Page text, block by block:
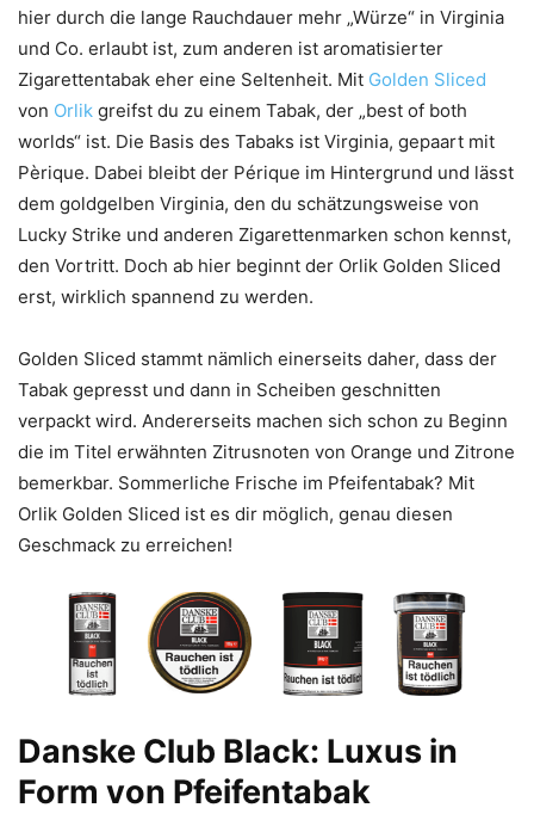
hier durch die lange Rauchdauer mehr „Würze“ in Virginia
und Co. erlaubt ist, zum anderen ist aromatisierter
Zigarettentabak eher eine Seltenheit. Mit Golden Sliced
von Orlik greifst du zu einem Tabak, der „best of both
worlds“ ist. Die Basis des Tabaks ist Virginia, gepaart mit
Pèrique. Dabei bleibt der Périque im Hintergrund und lässt
dem goldgelben Virginia, den du schätzungsweise von
Lucky Strike und anderen Zigarettenmarken schon kennst,
den Vortritt. Doch ab hier beginnt der Orlik Golden Sliced
erst, wirklich spannend zu werden.
Golden Sliced stammt nämlich einerseits daher, dass der
Tabak gepresst und dann in Scheiben geschnitten
verpackt wird. Andererseits machen sich schon zu Beginn
die im Titel erwähnten Zitrusnoten von Orange und Zitrone
bemerkbar. Sommerliche Frische im Pfeifentabak? Mit
Orlik Golden Sliced ist es dir möglich, genau diesen
Geschmack zu erreichen!
Danske Club Black: Luxus in
Form von Pfeifentabak